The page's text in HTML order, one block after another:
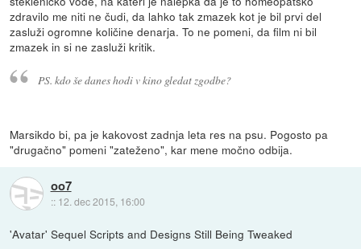
zdravilo me niti ne čudi, da lahko tak zmazek kot je bil prvi del
zasluži ogromne količine denarja. To ne pomeni, da film ni bil
zmazek in si ne zasluži kritik.
PS. kdo še danes hodi v kino gledatzgodbe?
Marsikdo bi, pa je kakovost zadnja leta res na psu. Pogosto pa
"drugačno" pomeni "zateženo", kar mene močno odbija.
oo7
:: 12. dec 2015, 16:00
'Avatar' Sequel Scripts and Designs Still Being Tweaked